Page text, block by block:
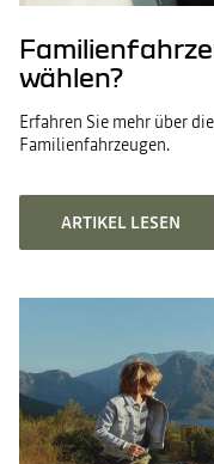
wählen?
Erfahren Sie mehr über
Familienfahrzeugen.
ARTIKEL LESEN